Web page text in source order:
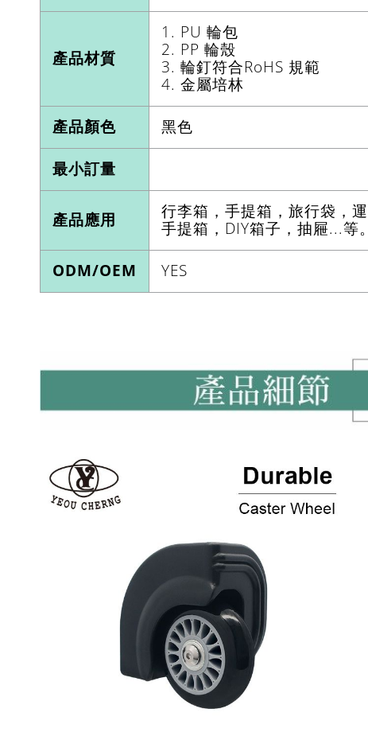
產品材質
1. PU 輪包
2. PP 輪殼
3. 輪釘符合RoHS 規範
4. 金屬培林
產品顏色 黑色
最小訂量
產品應用
行李箱，手提箱，旅行袋，
手提箱，DIY箱子，抽屜...等。
ODM/OEM YES